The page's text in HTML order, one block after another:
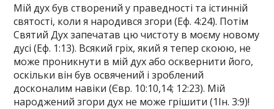
Мій дух був створений у праведності та істинній
святості, коли я народився згори (Еф. 4:24). Потім
Святий Дух запечатав цю чистоту в моєму новому
дусі (Еф. 1:13). Всякий гріх, який я тепер скоюю, не
може проникнути в мій дух або осквернити його,
оскільки він був освячений і зроблений
досконалим навіки (Євр. 10:10,14; 12:23). Мій
народжений згори дух не може грішити (1Ін. 3:9)!